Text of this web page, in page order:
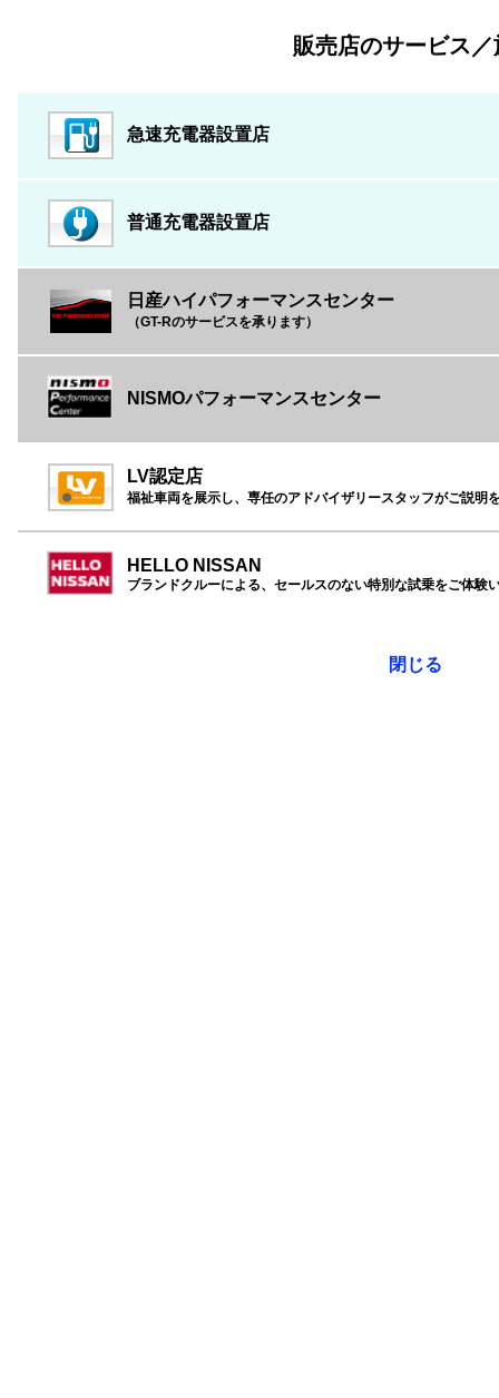
販売店のサービス／
急速充電器設置店
普通充電器設置店
日産ハイパフォーマンスセンター
（GT-Rのサービスを承ります）
NISMOパフォーマンスセンター
LV認定店
福祉車両を展示し、専任のアドバイザリースタッフがご説明
HELLO NISSAN
ブランドクルーによる、セールスのない特別な試乗をご体験
閉じる